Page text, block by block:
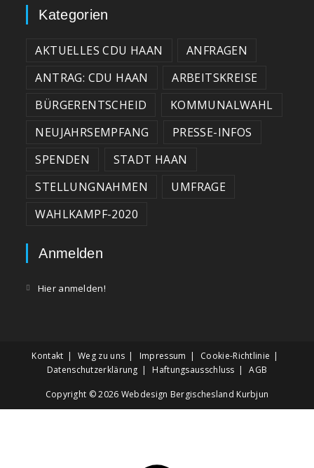
Kategorien
AKTUELLES CDU HAAN
ANFRAGEN
ANTRAG: CDU HAAN
ARBEITSKREISE
BÜRGERENTSCHEID
KOMMUNALWAHL
NEUJAHRSEMPFANG
PRESSE-INFOS
SPENDEN
STADT HAAN
STELLUNGNAHMEN
UMFRAGE
WAHLKAMPF-2020
Anmelden
Hier anmelden!
Kontakt Weg zu uns Impressum
Cookie-Richtlinie
Datenschutzerklärung
Haftungsausschluss AGB
Copyright © 2026 Webdesign Bergischesland Kurbjun